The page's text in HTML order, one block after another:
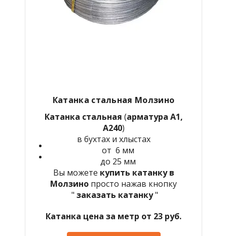
Катанка стальная Молзино
Катанка стальная (арматура А1,
А240)
в бухтах и хлыстах
от 6 мм
до 25 мм
Вы можете купить катанку в
Молзино просто нажав кнопку
" заказать катанку"
Катанка цена за метр от 23 руб.